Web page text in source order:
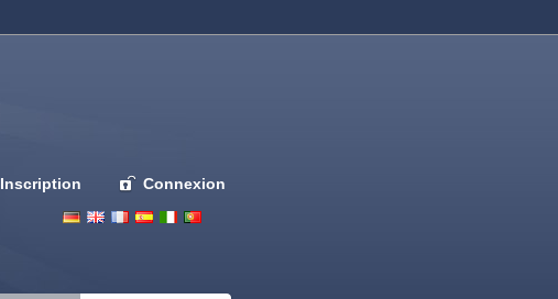
Inscription Connexion